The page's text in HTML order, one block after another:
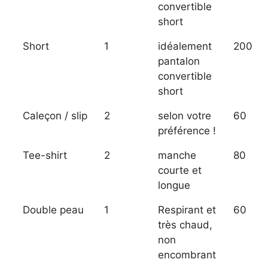
convertible
short
Short 1
idéalement
pantalon
convertible
short
200
Caleçon / slip 2
selon votre
préférence !
60
Tee-shirt 2
manche
courte et
longue
80
Double peau 1
Respirant et
très chaud,
non
encombrant
60